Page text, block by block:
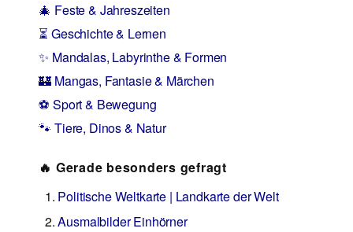
🎄 Feste & Jahreszeiten
⏳ Geschichte & Lernen
✨ Mandalas, Labyrinthe & Formen
🏰 Mangas, Fantasie & Märchen
⚽ Sport & Bewegung
🐾 Tiere, Dinos & Natur
🔥 Gerade besonders gefragt
Politische Weltkarte | Landkarte der Welt
Ausmalbilder Einhörner